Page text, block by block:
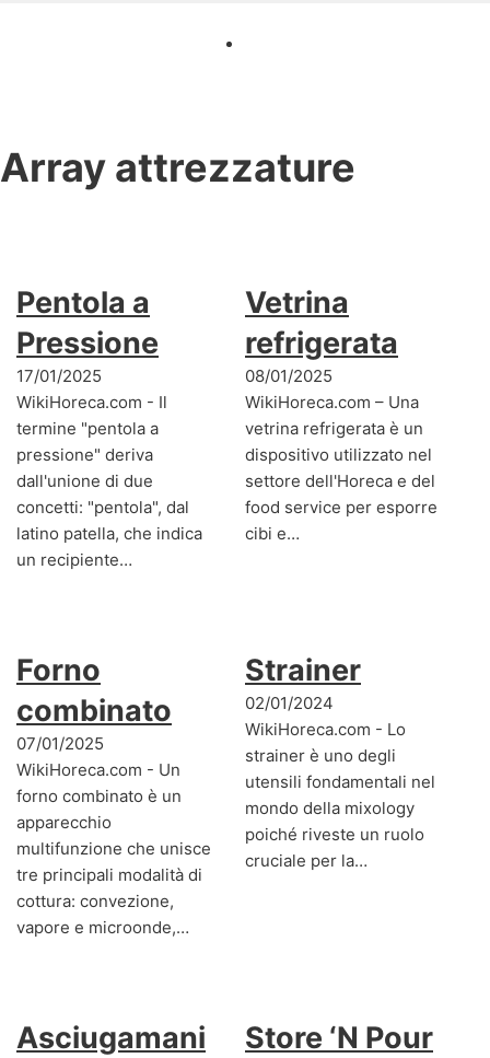
Array attrezzature
Pentola a
Pressione
17/01/2025
WikiHoreca.com - Il
termine "pentola a
pressione" deriva
dall'unione di due
concetti: "pentola", dal
latino patella, che indica
un recipiente…
Vetrina
refrigerata
08/01/2025
WikiHoreca.com – Una
vetrina refrigerata è un
dispositivo utilizzato nel
settore dell'Horeca e del
food service per esporre
cibi e…
Forno
combinato
07/01/2025
WikiHoreca.com - Un
forno combinato è un
apparecchio
multifunzione che unisce
tre principali modalità di
cottura: convezione,
vapore e microonde,…
Strainer
02/01/2024
WikiHoreca.com - Lo
strainer è uno degli
utensili fondamentali nel
mondo della mixology
poiché riveste un ruolo
cruciale per la…
Asciugamani
Store ‘N Pour